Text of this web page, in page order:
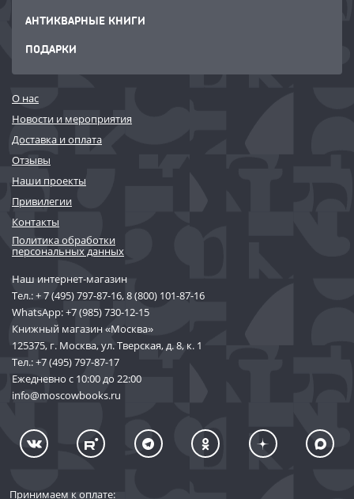
АНТИКВАРНЫЕ КНИГИ
ПОДАРКИ
О нас
Новости и мероприятия
Доставка и оплата
Отзывы
Наши проекты
Привилегии
Контакты
Политика обработки
персональных данных
Наш интернет-магазин
Тел.:+ 7 (495) 797-87-16,8 (800) 101-87-16
WhatsApp:+7 (985) 730-12-15
Книжный магазин «Москва»
125375, г. Москва, ул. Тверская, д. 8, к. 1
Тел.:+7 (495) 797-87-17
Ежедневно с 10:00 до 22:00
info@moscowbooks.ru
Принимаем к оплате: